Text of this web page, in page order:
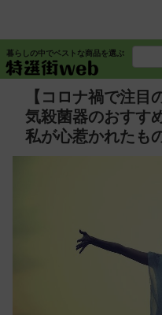
暮らしの中でベストな商品を選ぶ
【コロナ禍で注目
気殺菌器のおすす
私が心惹かれたも